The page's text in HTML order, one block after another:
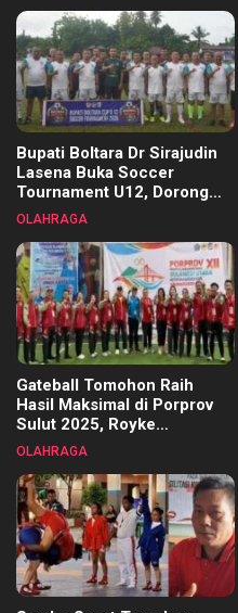
Bupati Boltara Dr Sirajudin
Lasena Buka Soccer
Tournament U12, Dorong
Pembinaan Merata di Setiap
OLAHRAGA
Gateball Tomohon Raih
Hasil Maksimal di Porprov
Sulut 2025, Royke
Tangkawarouw Ucapkan
OLAHRAGA